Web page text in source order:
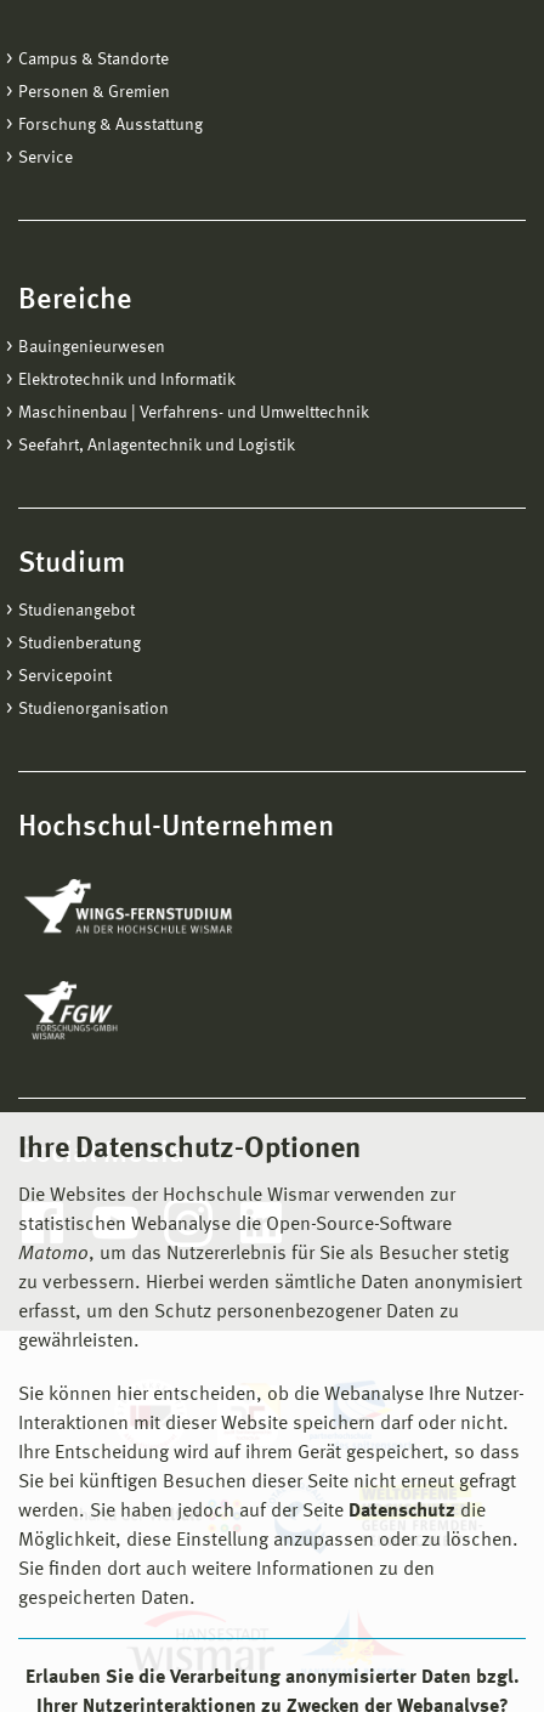
Ihre Datenschutz-Optionen
Die Websites der Hochschule Wismar verwenden zur
statistischen Webanalyse die Open-Source-Software
Matomo, um das Nutzererlebnis für Sie als Besucher stetig
zu verbessern. Hierbei werden sämtliche Daten anonymisiert
erfasst, um den Schutz personenbezogener Daten zu
gewährleisten.
Sie können hier entscheiden, ob die Webanalyse Ihre Nutzer-
Interaktionen mit dieser Website speichern darf oder nicht.
Ihre Entscheidung wird auf ihrem Gerät gespeichert, so dass
Sie bei künftigen Besuchen dieser Seite nicht erneut gefragt
werden. Sie haben jedoch auf der Seite Datenschutz die
Möglichkeit, diese Einstellung anzupassen oder zu löschen.
Sie finden dort auch weitere Informationen zu den
gespeicherten Daten.
Erlauben Sie die Verarbeitung anonymisierter Daten bzgl.
Ihrer Nutzerinteraktionen zu Zwecken der Webanalyse?
Campus & Standorte
Personen & Gremien
Forschung & Ausstattung
Service
Bereiche
Bauingenieurwesen
Elektrotechnik und Informatik
Maschinenbau | Verfahrens- und Umwelttechnik
Seefahrt, Anlagentechnik und Logistik
Studium
Studienangebot
Studienberatung
Servicepoint
Studienorganisation
Hochschul-Unternehmen
Social Media